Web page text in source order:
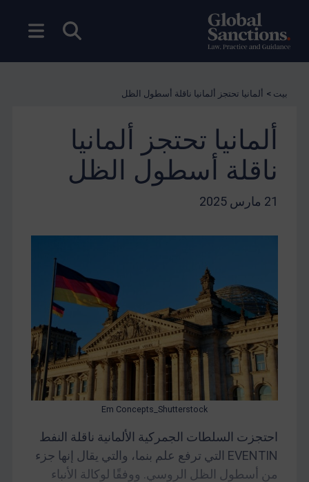
بحث فتح
بيت > ألمانيا تحتجز ألمانيا ناقلة أسطول الظل
ألمانيا تحتجز ألمانيا
ناقلة أسطول الظل
21 مارس 2025
Em Concepts_Shutterstock
احتجزت السلطات الجمركية الألمانية ناقلة النفط
EVENTIN التي ترفع علم بنما، والتي يقال إنها جزء
من أسطول الظل الروسي. ووفقًا لوكالة الأنباء